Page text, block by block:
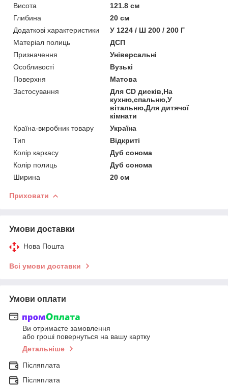
Висота
121.8 см
Глибина
20 см
Додаткові характеристики
У 1224 / Ш 200 / 200 Г
Матеріал полиць
ДСП
Призначення
Універсальні
Особливості
Вузькі
Поверхня
Матова
Застосування
Для CD дисків,На
кухню,спальню,У
вітальню,Для дитячої
кімнати
Країна-виробник товару
Україна
Тип
Відкриті
Колір каркасу
Дуб сонома
Колір полиць
Дуб сонома
Ширина
20 см
Приховати
Умови доставки
Нова Пошта
Всі умови доставки
Умови оплати
Ви отримаєте замовлення
або гроші повернуться на вашу картку
Детальніше
Післяплата
Післяплата